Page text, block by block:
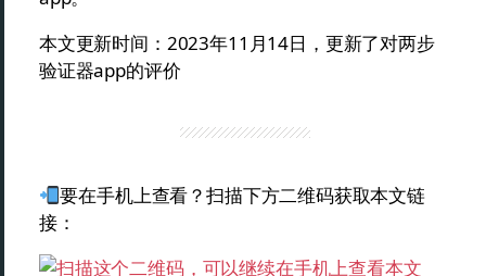
本文更新时间：2023年11月14日，更新了对两步
验证器app的评价
要在手机上查看？扫描下方二维码获取本文链
接：